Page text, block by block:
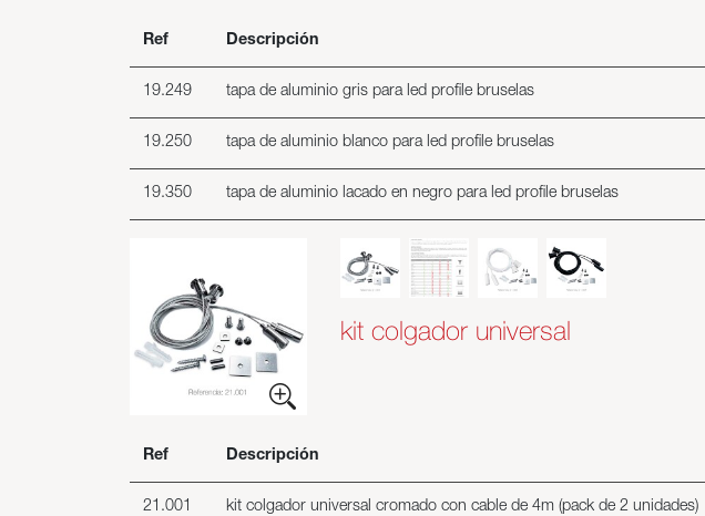
Ref Descripción
19.249 tapa de aluminio gris para led profile bruselas
19.250 tapa de aluminio blanco para led profile bruselas
19.350 tapa de aluminio lacado en negro para led profile bruselas
kit colgador universal
Ref Descripción
21.001 kit colgador universal cromado con cable de 4m (pack de 2 unidades)